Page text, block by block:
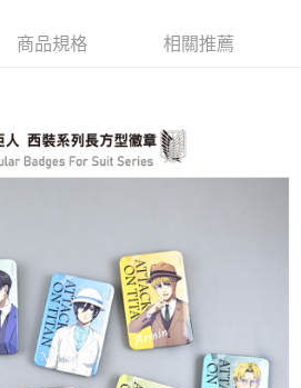
內，點擊此簡訊中的連結，可透過四大超商／
先享後付 」之結帳頁面顯示為準，若有關於
退款等相關疑問，請聯繫「AFTEE先享後付
support/home
供個人資料，並將交易相關給付款項請求債
。
請瀏覽以下網址：
法定代理人或監護人之同意方可使用
同意申辦者引起之損失，本公司不負相關責
以上)免運費
商品規格 相關推薦